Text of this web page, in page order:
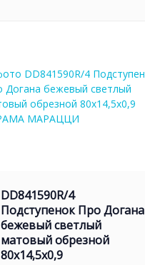
DD841590R/4
Подступенок Про Догана
бежевый светлый
матовый обрезной
80x14,5x0,9